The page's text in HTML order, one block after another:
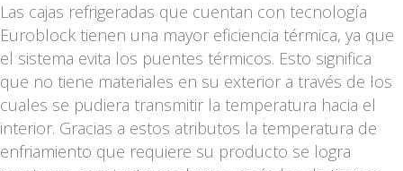
Las cajas refrigeradas que cuentan con tecnología
Euroblock tienen una mayor eficiencia térmica, ya que
el sistema evita los puentes térmicos. Esto significa
que no tiene materiales en su exterior a través de los
cuales se pudiera transmitir la temperatura hacia el
interior. Gracias a estos atributos la temperatura de
enfriamiento que requiere su producto se logra